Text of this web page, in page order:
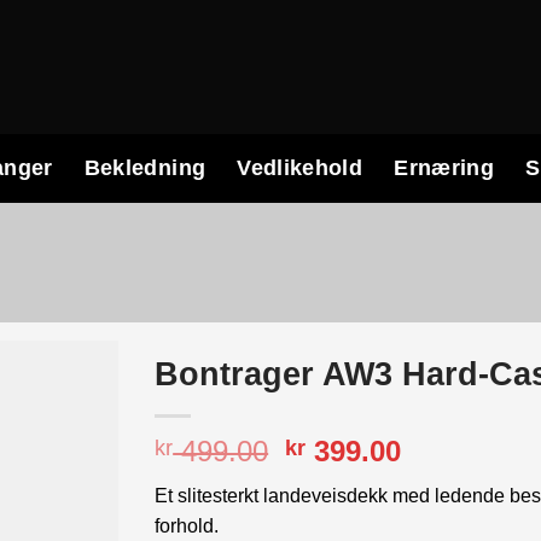
Bekledning Vedlikehold Ernæring
Bontrager AW3 Hard-
kr499.00 Opprinnelig
var:
kr 399.00
er:
Et slitesterkt landeveisdekk med ledende
forhold.